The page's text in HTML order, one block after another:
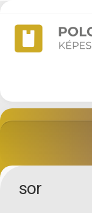
Skip
content
sor